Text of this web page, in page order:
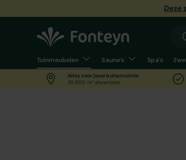
Ga naar inhoud
Deze
Tuinmeubelen Sauna's Spa's
Alles voor jouw buitenruimte
35.000 m² showroom